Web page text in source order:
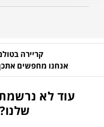
קריירה
אנחנו מחפשים
עוד לא נרשמת